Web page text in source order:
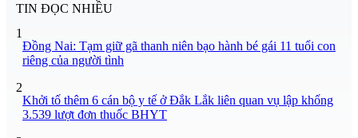
TIN ĐỌC NHIỀU
1
Đồng Nai: Tạm giữ gã thanh niên bạo hành bé gái 11 tuổi con
riêng của người tình
2
Khởi tố thêm 6 cán bộ y tế ở Đắk Lắk liên quan vụ lập khống
3.539 lượt đơn thuốc BHYT